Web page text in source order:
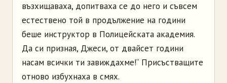
възхищаваха, допитваха се до него и съвсем
естествено той в продължение на години
беше инструктор в Полицейската академия.
Да си призная, Джеси, от двайсет години
насам всички ти завиждахме!“ Присъстващите
отново избухнаха в смях.